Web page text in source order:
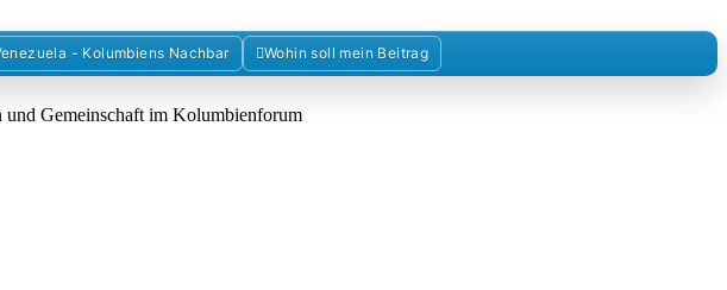
Gemeinschaft im Kolumbienforum
- Kolumbiens Nachbar Wohin soll mein Beitrag